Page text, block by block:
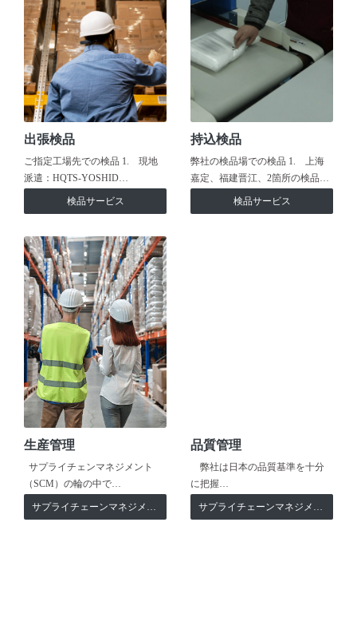
出張検品
ご指定工場先での検品 1. 現地
派遣：HQTS-YOSHID…
検品サービス
持込検品
弊社の検品場での検品 1. 上海
嘉定、福建晋江、2箇所の検品…
検品サービス
生産管理
サプライチェンマネジメント
（SCM）の輪の中で…
サプライチェーンマネジメント
品質管理
弊社は日本の品質基準を十分
に把握…
サプライチェーンマネジメント